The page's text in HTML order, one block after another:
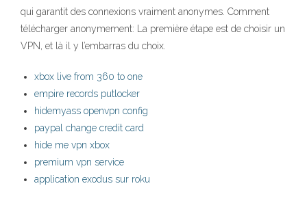
qui garantit des connexions vraiment anonymes. Comment
télécharger anonymement: La première étape est de choisir un
VPN, et là il y l’embarras du choix.
xbox live from 360 to one
empire records putlocker
hidemyass openvpn config
paypal change credit card
hide me vpn xbox
premium vpn service
application exodus sur roku